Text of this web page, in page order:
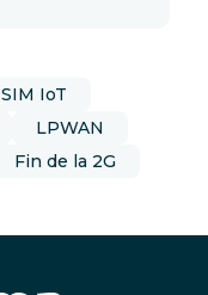
SIM IoT
LPWAN
Fin de la 2G